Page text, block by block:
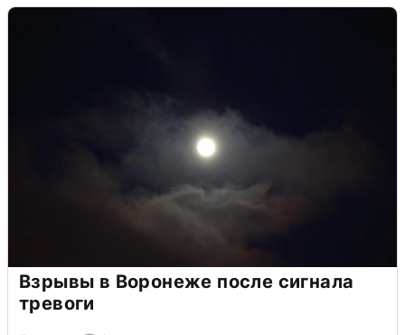
Взрывы в Воронеже после сигнала
тревоги